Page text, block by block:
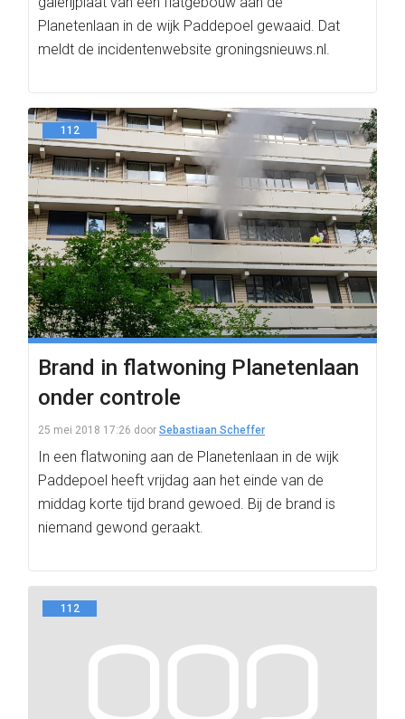
Planetenlaan in de wijk Paddepoel gewaaid. Dat
meldt de incidentenwebsite groningsnieuws.nl.
112
Brand in flatwoning Planetenlaan
onder controle
25 mei 2018 17:26 door Sebastiaan Scheffer
In een flatwoning aan de Planetenlaan in de wijk
Paddepoel heeft vrijdag aan het einde van de
middag korte tijd brand gewoed. Bij de brand is
niemand gewond geraakt.
112